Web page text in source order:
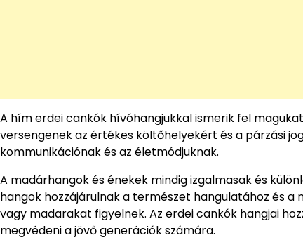
A hím erdei cankók hívóhangjukkal ismerik fel
versengenek az értékes költőhelyekért és a párzási
kommunikációnak és az életmódjuknak.
A madárhangok és énekek mindig izgalmasak és
hangok hozzájárulnak a természet hangulatához és
vagy madarakat figyelnek. Az erdei cankók hangjai
megvédeni a jövő generációk számára.